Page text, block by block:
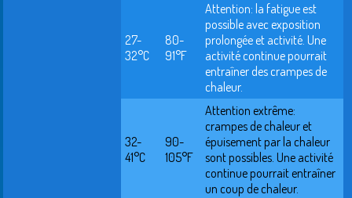
27-
32°C
80-
91°F
Attention: la fatigue est
possible avec exposition
prolongée et activité. Une
activité continue pourrait
entraîner des crampes de
chaleur.
32-
41°C
90-
105°F
Attention extrême:
crampes de chaleur et
épuisement par la chaleur
sont possibles. Une activité
continue pourrait entraîner
un coup de chaleur.